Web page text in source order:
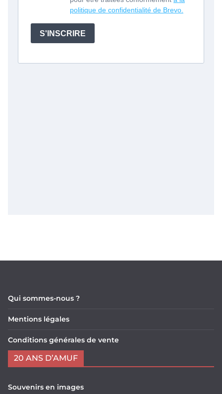
Qui sommes-nous ?
Mentions légales
Conditions générales de vente
20 ANS D’AMUF
Souvenirs en images